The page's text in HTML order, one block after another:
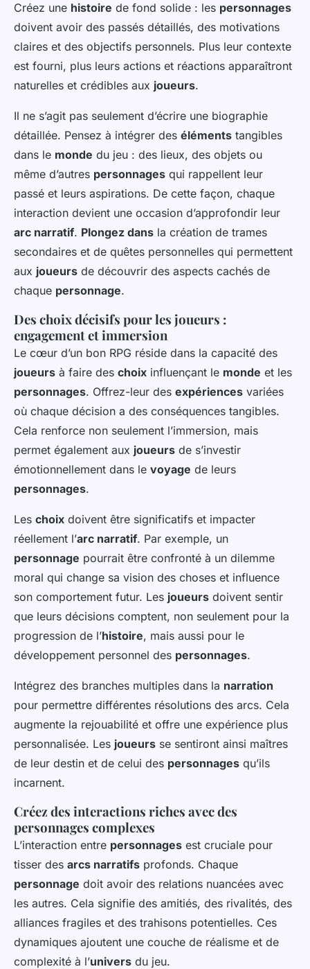
Créez une histoire de fond solide : les personnages
doivent avoir des passés détaillés, des motivations
claires et des objectifs personnels. Plus leur contexte
est fourni, plus leurs actions et réactions apparaîtront
naturelles et crédibles aux joueurs.
Il ne s’agit pas seulement d’écrire une biographie
détaillée. Pensez à intégrer des éléments tangibles
dans le monde du jeu : des lieux, des objets ou
même d’autres personnages qui rappellent leur
passé et leurs aspirations. De cette façon, chaque
interaction devient une occasion d’approfondir leur
arc narratif. Plongez dans la création de trames
secondaires et de quêtes personnelles qui permettent
aux joueurs de découvrir des aspects cachés de
chaque personnage.
Des choix décisifs pour les joueurs :
engagement et immersion
Le cœur d’un bon RPG réside dans la capacité des
joueurs à faire des choix influençant le monde et les
personnages. Offrez-leur des expériences variées
où chaque décision a des conséquences tangibles.
Cela renforce non seulement l’immersion, mais
permet également aux joueurs de s’investir
émotionnellement dans le voyage de leurs
personnages.
Les choix doivent être significatifs et impacter
réellement l’arc narratif. Par exemple, un
personnage pourrait être confronté à un dilemme
moral qui change sa vision des choses et influence
son comportement futur. Les joueurs doivent sentir
que leurs décisions comptent, non seulement pour la
progression de l’histoire, mais aussi pour le
développement personnel des personnages.
Intégrez des branches multiples dans la narration
pour permettre différentes résolutions des arcs. Cela
augmente la rejouabilité et offre une expérience plus
personnalisée. Les joueurs se sentiront ainsi maîtres
de leur destin et de celui des personnages qu’ils
incarnent.
Créez des interactions riches avec des
personnages complexes
L’interaction entre personnages est cruciale pour
tisser des arcs narratifs profonds. Chaque
personnage doit avoir des relations nuancées avec
les autres. Cela signifie des amitiés, des rivalités, des
alliances fragiles et des trahisons potentielles. Ces
dynamiques ajoutent une couche de réalisme et de
complexité à l’univers du jeu.